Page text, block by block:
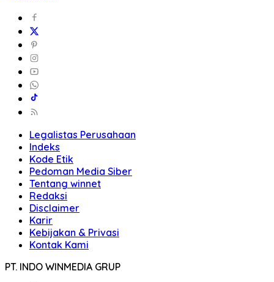
Legalistas Perusahaan
Indeks
Kode Etik
Pedoman Media Siber
Tentang winnet
Redaksi
Disclaimer
Karir
Kebijakan & Privasi
Kontak Kami
PT. INDO WINMEDIA GRUP